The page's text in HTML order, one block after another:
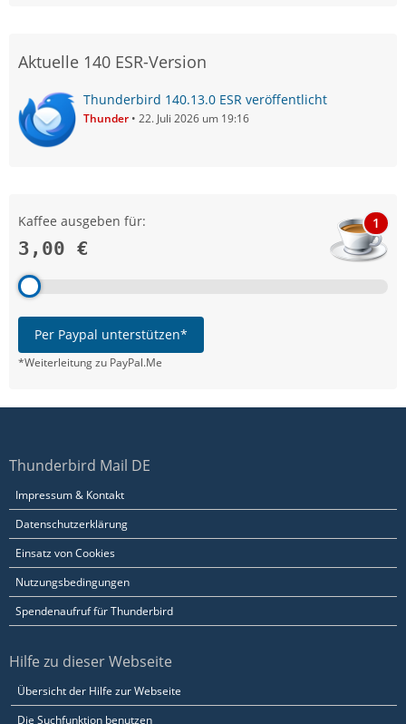
Aktuelle 140 ESR-Version
Thunderbird 140.13.0 ESR veröffentlicht
Thunder 22. Juli 2026 um 19:16
Kaffee ausgeben für:
3,00 €
1
Per Paypal unterstützen*
*Weiterleitung zu PayPal.Me
Thunderbird Mail DE
Impressum & Kontakt
Datenschutzerklärung
Einsatz von Cookies
Nutzungsbedingungen
Spendenaufruf für Thunderbird
Hilfe zu dieser Webseite
Übersicht der Hilfe zur Webseite
Die Suchfunktion benutzen